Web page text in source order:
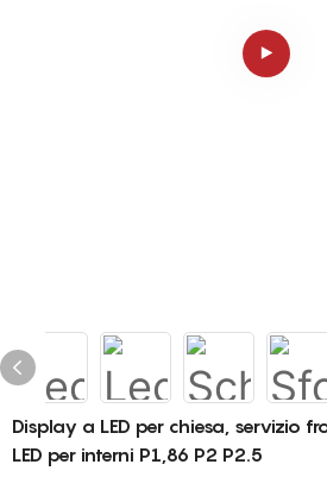
Display a LED per chiesa, servizio
LED per interni P1,86 P2 P2.5